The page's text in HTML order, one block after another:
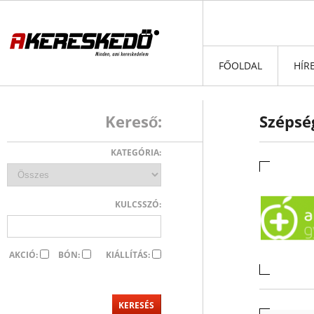
FŐOLDAL
Kereső:
KATEGÓRIA:
KULCSSZÓ:
AKCIÓ: BÓN: KIÁLLÍTÁS: